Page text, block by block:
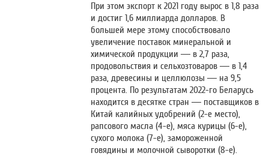
При этом экспорт к 2021 году вырос в 1,8 раза
и достиг 1,6 миллиарда долларов. В
большей мере этому способствовало
увеличение поставок минеральной и
химической продукции — в 2,7 раза,
продовольствия и сельхозтоваров — в 1,4
раза, древесины и целлюлозы — на 9,5
процента. По результатам 2022-го Беларусь
находится в десятке стран — поставщиков в
Китай калийных удобрений (2-е место),
рапсового масла (4-е), мяса курицы (6-е),
сухого молока (7-е), замороженной
говядины и молочной сыворотки (8-е).